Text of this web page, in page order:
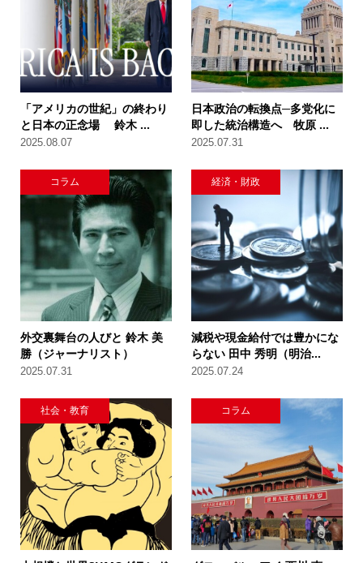
「アメリカの世紀」の終わり
と日本の正念場 鈴木 ...
2025.08.07
日本政治の転換点─多党化に
即した統治構造へ 牧原 ...
2025.07.31
コラム
外交裏舞台の人びと 鈴木 美
勝（ジャーナリスト）
2025.07.31
経済・財政
減税や現金給付では豊かにな
らない 田中 秀明（明治...
2025.07.24
社会・教育 コラム